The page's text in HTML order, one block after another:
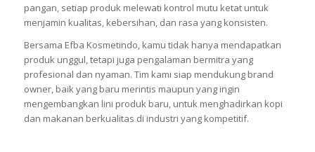
pangan, setiap produk melewati kontrol mutu ketat untuk
menjamin kualitas, kebersihan, dan rasa yang konsisten.
Bersama Efba Kosmetindo, kamu tidak hanya mendapatkan
produk unggul, tetapi juga pengalaman bermitra yang
profesional dan nyaman. Tim kami siap mendukung brand
owner, baik yang baru merintis maupun yang ingin
mengembangkan lini produk baru, untuk menghadirkan kopi
dan makanan berkualitas di industri yang kompetitif.